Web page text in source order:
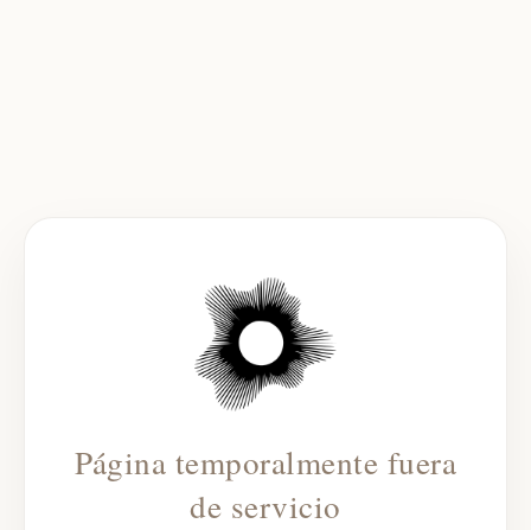
Página temporalmente fuera
de servicio